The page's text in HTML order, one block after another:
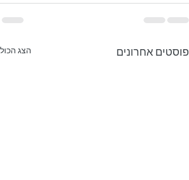
פוסטים אחרונים הצג הכול